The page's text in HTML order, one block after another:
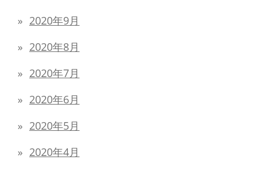
2020年9月
2020年8月
2020年7月
2020年6月
2020年5月
2020年4月